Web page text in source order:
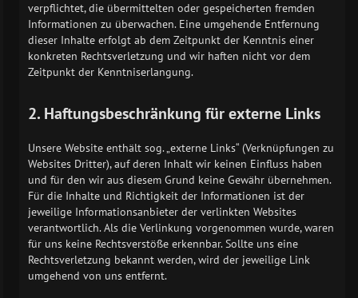
verpflichtet, die übermittelten oder gespeicherten fremden
Informationen zu überwachen. Eine umgehende Entfernung
dieser Inhalte erfolgt ab dem Zeitpunkt der Kenntnis einer
konkreten Rechtsverletzung und wir haften nicht vor dem
Zeitpunkt der Kenntniserlangung.
2. Haftungsbeschränkung für externe Links
Unsere Website enthält sog. „externe Links“ (Verknüpfungen zu
Websites Dritter), auf deren Inhalt wir keinen Einfluss haben
und für den wir aus diesem Grund keine Gewähr übernehmen.
Für die Inhalte und Richtigkeit der Informationen ist der
jeweilige Informationsanbieter der verlinkten Websites
verantwortlich. Als die Verlinkung vorgenommen wurde, waren
für uns keine Rechtsverstöße erkennbar. Sollte uns eine
Rechtsverletzung bekannt werden, wird der jeweilige Link
umgehend von uns entfernt.